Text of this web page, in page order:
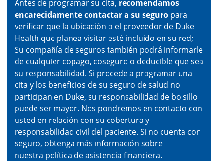
Antes de programar su cita, recomendamos
encarecidamente contactar a su seguro para
verificar que la ubicación o el proveedor de Duke
Health que planea visitar esté incluido en su red;
Su compañía de seguros también podrá informarle
de cualquier copago, coseguro o deducible que sea
su responsabilidad. Si procede a programar una
cita y los beneficios de su seguro de salud no
participan en Duke, su responsabilidad de bolsillo
puede ser mayor. Nos pondremos en contacto con
usted en relación con su cobertura y
responsabilidad civil del paciente. Si no cuenta con
seguro, obtenga más información sobre
nuestra política de asistencia financiera.